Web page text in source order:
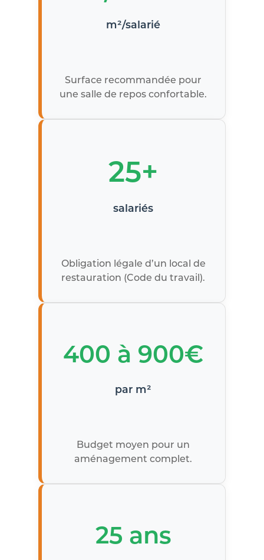
m²/salarié
Surface recommandée pour
une salle de repos confortable.
25+
salariés
Obligation légale d’un local de
restauration (Code du travail).
400 à 900€
par m²
Budget moyen pour un
aménagement complet.
25 ans